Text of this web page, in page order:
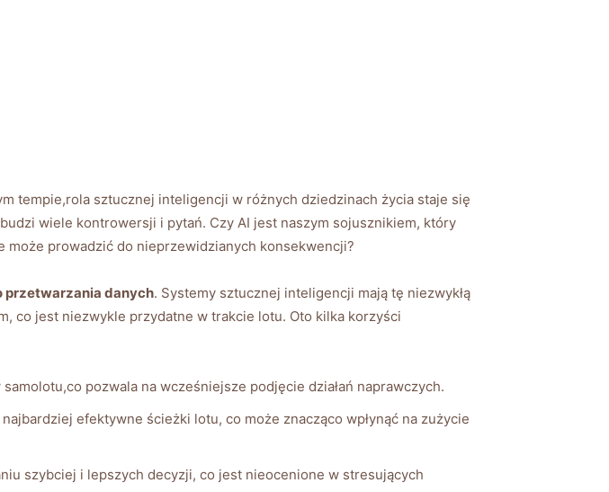
tempie,rola sztucznej ⁤inteligencji w różnych dziedzinach‌ życia staje się
wiele kontrowersji i pytań. Czy AI jest‍ naszym ‌sojusznikiem, który
prowadzić⁢ do nieprzewidzianych konsekwencji?
przetwarzania danych. Systemy ‌sztucznej inteligencji mają tę niezwykłą
co jest niezwykle przydatne w trakcie lotu. Oto kilka ⁤korzyści
pozwala na wcześniejsze podjęcie działań naprawczych.
efektywne ścieżki​ lotu, co ⁢może znacząco wpłynąć ‍na ‌zużycie
szybciej i lepszych decyzji,⁤ co jest ⁣nieocenione w stresujących